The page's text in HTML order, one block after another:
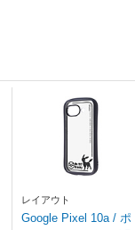
レイアウト
Google Pixel 10a / ポ